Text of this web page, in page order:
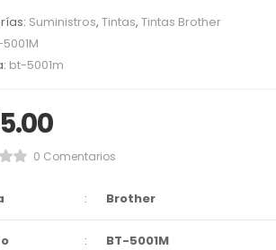
Suministros, Tintas, Tintas Brother
5001M
bt-5001m
0 Comentarios
: Brother
: BT-5001M